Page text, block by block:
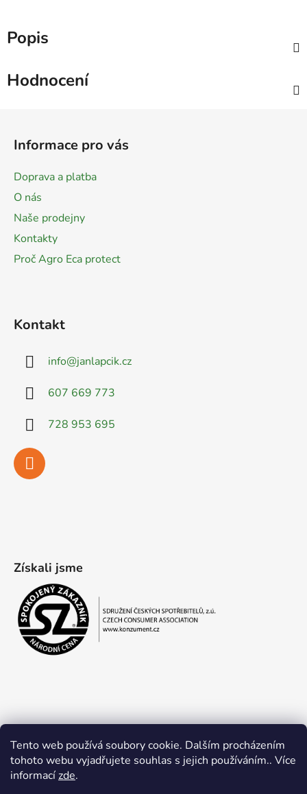
Tento web používá soubory cookie. Dalším procházením
tohoto webu vyjadřujete souhlas s jejich používáním.. Více
informacízde.
Popis
Hodnocení
Informace pro vás
Doprava a platba
O nás
Naše prodejny
Kontakty
Proč Agro Eca protect
Kontakt
info@janlapcik.cz
607 669 773
728 953 695
Získali jsme